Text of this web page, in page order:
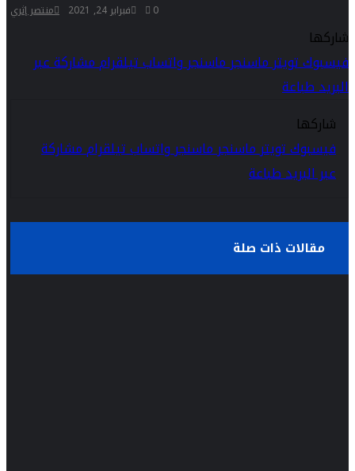
منتصر إثري فبراير 24, 2021 0
شاركها
فيسبوكتويترماسنجرماسنجرواتسابتيلقراممشاركة عبر
البريدطباعة
شاركها
فيسبوكتويترماسنجرماسنجرواتسابتيلقراممشاركة
عبر البريدطباعة
مقالات ذات صلة